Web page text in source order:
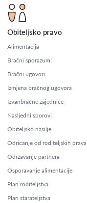
Obiteljsko pravo
Alimentacija
Bračni sporazumi
Bračni ugovori
Izmjena bračnog ugovora
Izvanbračne zajednice
Nasljedni sporovi
Obiteljsko nasilje
Odricanje od roditeljskih prava
Održavanje partnera
Osporavanje alimentacije
Plan roditeljstva
Plan starateljstva